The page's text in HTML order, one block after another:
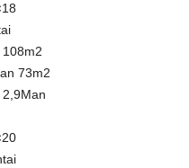
108m2
73m2